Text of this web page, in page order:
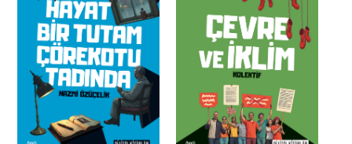
Detaylı
İncele
Detaylı
İncele